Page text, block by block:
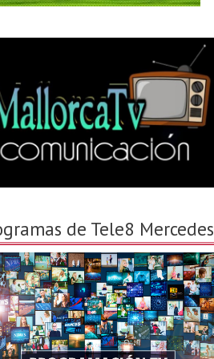
de Tele8 Mercedes